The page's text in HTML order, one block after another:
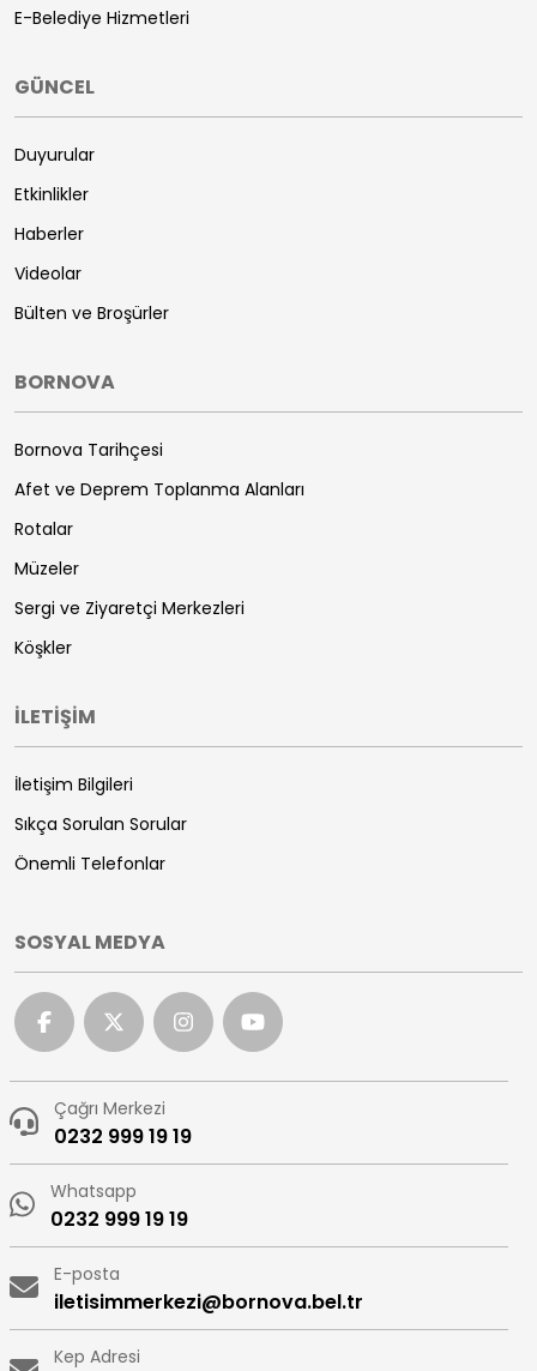
E-Belediye Hizmetleri
GÜNCEL
Duyurular
Etkinlikler
Haberler
Videolar
Bülten ve Broşürler
BORNOVA
Bornova Tarihçesi
Afet ve Deprem Toplanma Alanları
Rotalar
Müzeler
Sergi ve Ziyaretçi Merkezleri
Köşkler
İLETİŞİM
İletişim Bilgileri
Sıkça Sorulan Sorular
Önemli Telefonlar
SOSYAL MEDYA
Çağrı Merkezi
0232 999 19 19
Whatsapp
0232 999 19 19
E-posta
iletisimmerkezi@bornova.bel.tr
Kep Adresi